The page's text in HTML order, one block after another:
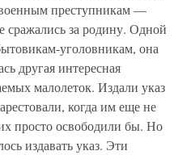
преступникам —
сражались за родину. Одной
уголовникам, она
другая интересная
малолеток. Издали указ
когда им еще не
просто освободили бы. Но
издавать указ. Эти